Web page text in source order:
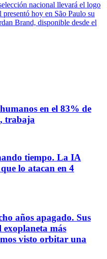
nacional llevará el logo
hoy en São Paulo su
Brand, disponible desde el
en el 83% de
trabaja
tiempo. La IA
lo atacan en 4
años apagado. Sus
exoplaneta más
visto orbitar una